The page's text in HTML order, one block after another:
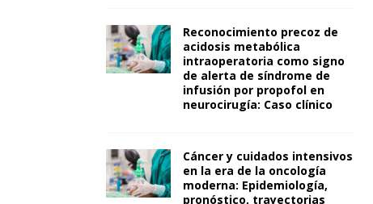
Reconocimiento precoz de
acidosis metabólica
intraoperatoria como signo
de alerta de síndrome de
infusión por propofol en
neurocirugía: Caso clínico
Cáncer y cuidados intensivos
en la era de la oncología
moderna: Epidemiología,
pronóstico, trayectorias